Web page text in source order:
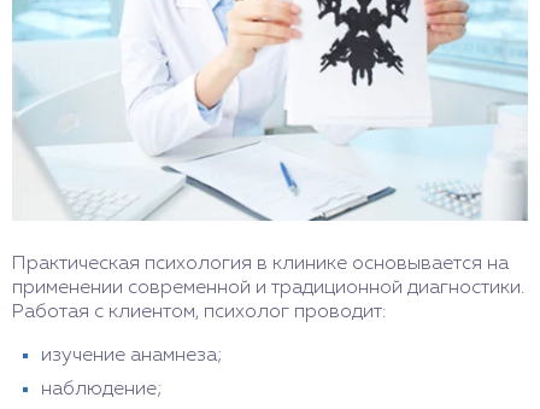
Практическая психология в клинике основывается на
применении современной и традиционной диагностики.
Работая с клиентом, психолог проводит:
изучение анамнеза;
наблюдение;